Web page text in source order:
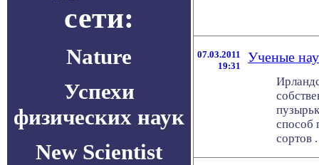
сети:
Nature
Успехи
физических наук
New Scientist
07.03.2011
19:31
Ученые
способ
сортов